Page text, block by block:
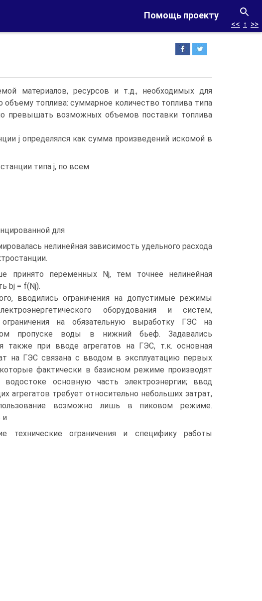
Помощь проекту
<< ↑ >>
материалов, ресурсов и т.д., необходимых для
топлива: суммарное количество топлива типа
превышать возможных объемов поставки топлива
j определялся как сумма произведений искомой в
типа j, по всем
для
нелинейная зависимость удельного расхода
принято переменных Nj, тем точнее нелинейная
bj = f(Nj).
вводились ограничения на допустимые режимы
оборудования и систем,
ограничения на обязательную выработку ГЭС на
пропуске воды в нижний бьеф. Задавались
также при вводе агрегатов на ГЭС, т.к. основная
на ГЭС связана с вводом в эксплуатацию первых
которые фактически в базисном режиме производят
основную часть электроэнергии; ввод
агрегатов требует относительно небольших затрат,
возможно лишь в пиковом режиме.
и
технические ограничения и специфику работы